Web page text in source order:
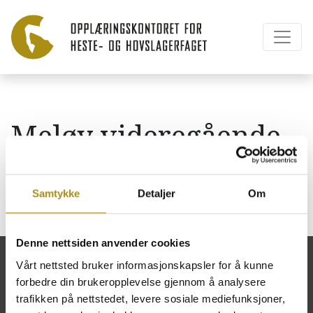
Samtykke Detaljer Om
Denne nettsiden anvender cookies
Vårt nettsted bruker informasjonskapsler for å kunne
forbedre din brukeropplevelse gjennom å analysere
trafikken på nettstedet, levere sosiale mediefunksjoner,
Meløy videregående
skole